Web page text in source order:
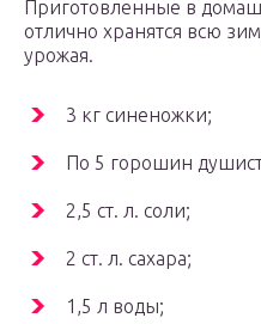
Приготовленные в
отлично хранятся всю
урожая.
3 кг синеножки;
По 5 горошин
2,5 ст. л. соли;
2 ст. л. сахара;
1,5 л воды;